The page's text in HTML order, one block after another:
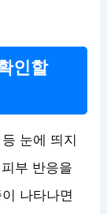
인할
눈에 띄지
부 반응을
나타나면